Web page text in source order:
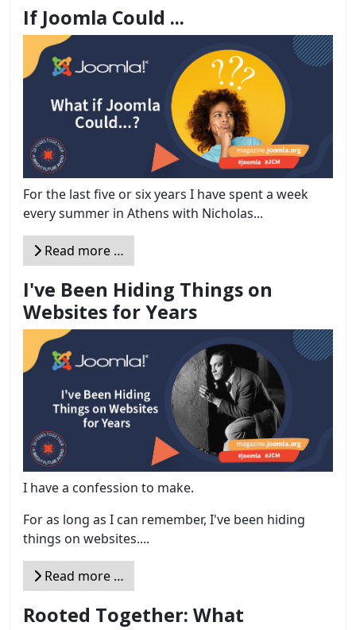
If Joomla Could ...
For the last five or six years I have spent a week
every summer in Athens with Nicholas...
Read more …
I've Been Hiding Things on
Websites for Years
I have a confession to make.
For as long as I can remember, I've been hiding
things on websites....
Read more …
Rooted Together: What